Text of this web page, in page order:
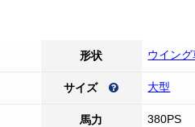
形状 ウイング
サイズ 大型
馬力 380PS